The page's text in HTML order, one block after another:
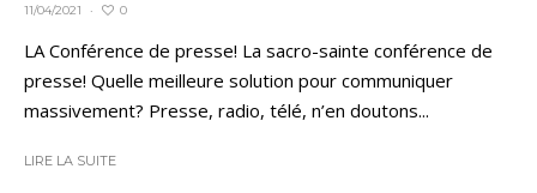
11/04/2021 · 0
LA Conférence de presse! La sacro-sainte conférence de
presse! Quelle meilleure solution pour communiquer
massivement? Presse, radio, télé, n’en doutons...
LIRE LA SUITE